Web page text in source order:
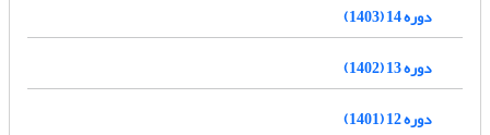
دوره 14 (1403)
دوره 13 (1402)
دوره 12 (1401)